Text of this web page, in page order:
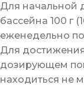
Для начальной
бассейна 100 г
еженедельно по
Для
дозирующем
находиться не